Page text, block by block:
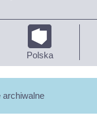
Polska
archiwalne